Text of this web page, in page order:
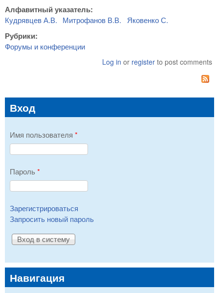
Алфавитный указатель:
Кудрявцев А.В. Митрофанов В.В. Яковенко С.
Рубрики:
Форумы и конференции
Log in or register to post comments
Вход
Имя пользователя *
Пароль *
Зарегистрироваться
Запросить новый пароль
Навигация